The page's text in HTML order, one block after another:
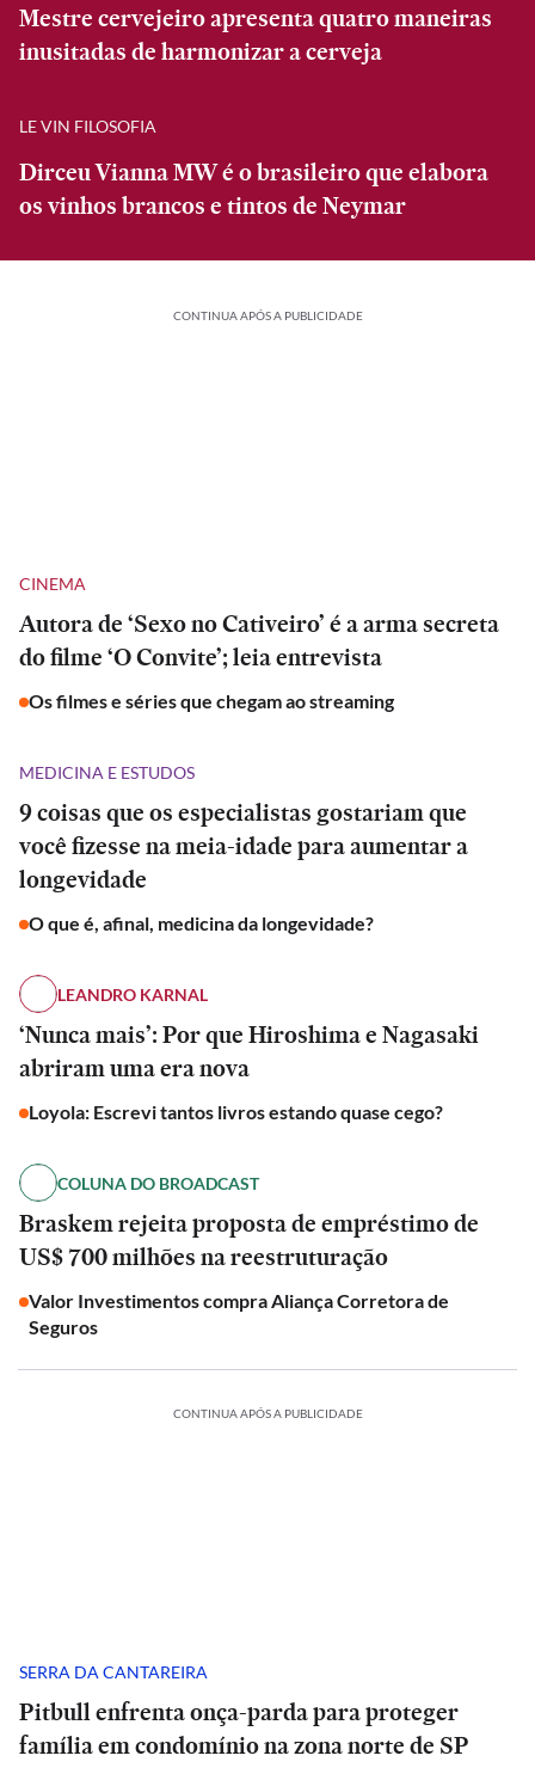
Mestre cervejeiro apresenta quatro maneiras
inusitadas de harmonizar a cerveja
LE VIN FILOSOFIA
Dirceu Vianna MW é o brasileiro que elabora
os vinhos brancos e tintos de Neymar
CONTINUA APÓS A PUBLICIDADE
CINEMA
Autora de ‘Sexo no Cativeiro’ é a arma secreta
do filme ‘O Convite’; leia entrevista
Os filmes e séries que chegam ao streaming
MEDICINA E ESTUDOS
9 coisas que os especialistas gostariam que
você fizesse na meia-idade para aumentar a
longevidade
O que é, afinal, medicina da longevidade?
LEANDRO KARNAL
‘Nunca mais’: Por que Hiroshima e Nagasaki
abriram uma era nova
Loyola: Escrevi tantos livros estando quase cego?
COLUNA DO BROADCAST
Braskem rejeita proposta de empréstimo de
US$ 700 milhões na reestruturação
Valor Investimentos compra Aliança Corretora de
Seguros
CONTINUA APÓS A PUBLICIDADE
SERRA DA CANTAREIRA
Pitbull enfrenta onça-parda para proteger
família em condomínio na zona norte de SP